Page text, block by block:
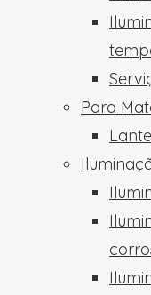
Para